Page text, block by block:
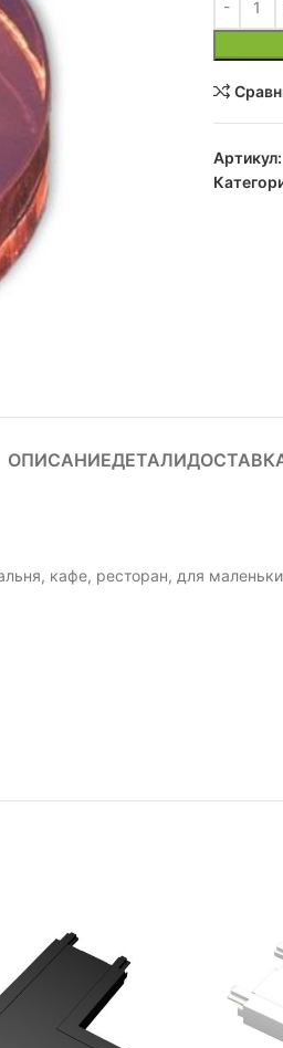
Артикул:
ОПИСАНИЕДЕТАЛИ
кафе, ресторан, для